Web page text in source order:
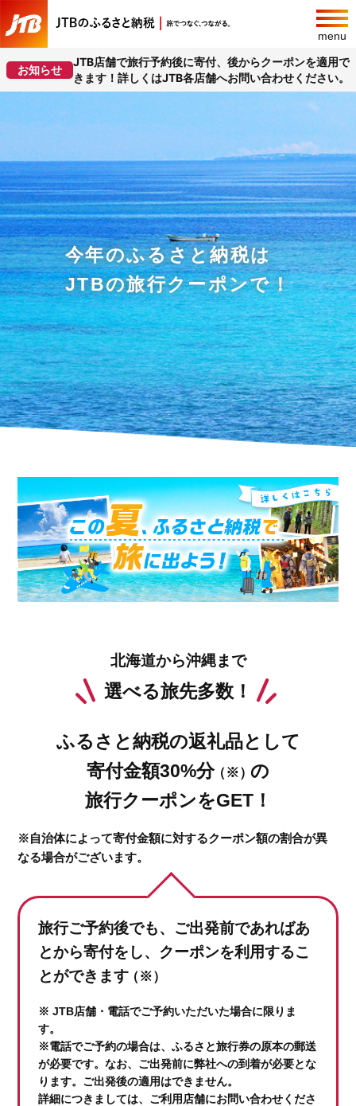
menu
お知らせ
JTB店舗で旅行予約後に寄付、後からクーポンを適用で
きます！詳しくはJTB各店舗へお問い合わせください。
今年のふるさと納税は
JTBの旅行クーポンで！
北海道から沖縄まで
選べる旅先多数！
ふるさと納税の返礼品として
寄付金額30%分（※）の
旅行クーポンをGET！
※自治体によって寄付金額に対するクーポン額の割合が異
なる場合がございます。
旅行ご予約後でも、ご出発前であればあ
とから寄付をし、クーポンを利用するこ
とができます（※）
※ JTB店舗・電話でご予約いただいた場合に限りま
す。
※電話でご予約の場合は、ふるさと旅行券の原本の郵送
が必要です。なお、ご出発前に弊社への到着が必要とな
ります。ご出発後の適用はできません。
詳細につきましては、ご利用店舗にお問い合わせくださ